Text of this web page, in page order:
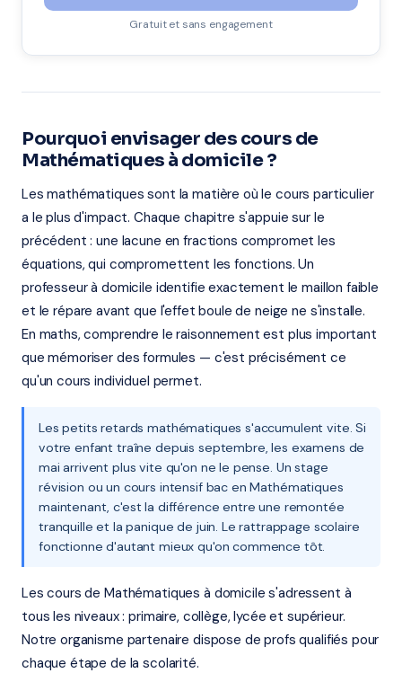
Gratuit et sans engagement
Pourquoi envisager des cours de
Mathématiques à domicile ?
Les mathématiques sont la matière où le cours particulier
a le plus d'impact. Chaque chapitre s'appuie sur le
précédent : une lacune en fractions compromet les
équations, qui compromettent les fonctions. Un
professeur à domicile identifie exactement le maillon faible
et le répare avant que l'effet boule de neige ne s'installe.
En maths, comprendre le raisonnement est plus important
que mémoriser des formules — c'est précisément ce
qu'un cours individuel permet.
Les petits retards mathématiques s'accumulent vite. Si
votre enfant traîne depuis septembre, les examens de
mai arrivent plus vite qu'on ne le pense. Un stage
révision ou un cours intensif bac en Mathématiques
maintenant, c'est la différence entre une remontée
tranquille et la panique de juin. Le rattrappage scolaire
fonctionne d'autant mieux qu'on commence tôt.
Les cours de Mathématiques à domicile s'adressent à
tous les niveaux : primaire, collège, lycée et supérieur.
Notre organisme partenaire dispose de profs qualifiés pour
chaque étape de la scolarité.